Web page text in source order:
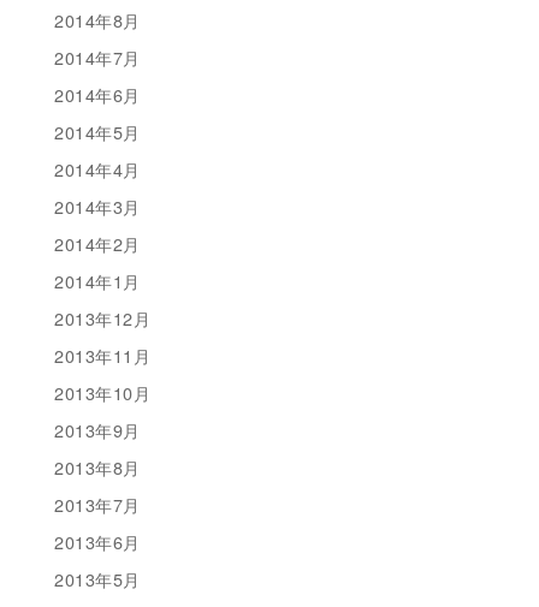
2014年8月
2014年7月
2014年6月
2014年5月
2014年4月
2014年3月
2014年2月
2014年1月
2013年12月
2013年11月
2013年10月
2013年9月
2013年8月
2013年7月
2013年6月
2013年5月